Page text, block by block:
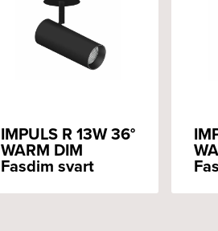
IMPULS R 13W 36°
WARM DIM
Fasdim svart